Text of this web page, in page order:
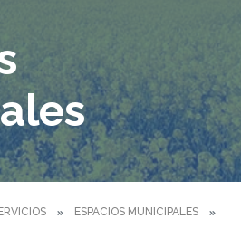
ESPACIOS MUNICIPALES